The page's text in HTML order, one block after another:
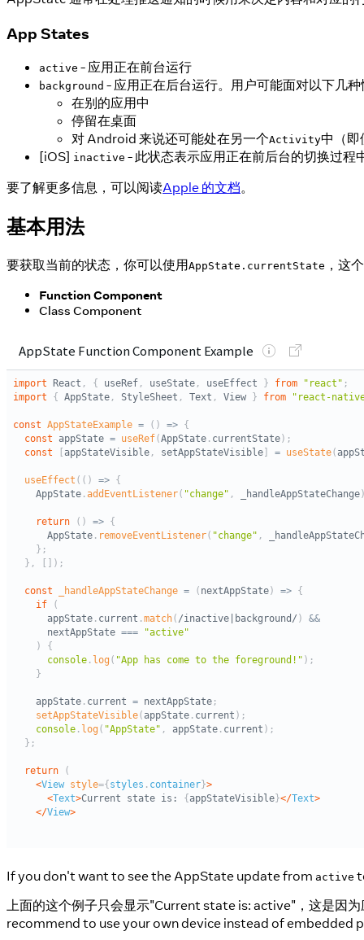
App States
active - 应用正在前台运行
background - 应用正在后台运行。用户可能面对以下几
在别的应用中
停留在桌面
对 Android 来说还可能处在另一个Activity中（即
[iOS] inactive - 此状态表示应用正在前后台的切换过
要了解更多信息，可以阅读Apple 的文档。
基本用法
要获取当前的状态，你可以使用AppState.currentState ，这
Function Component
Class Component
If you don't want to see the AppState update from active
上面的这个例子只会显示"Current state is: active"，这是因
recommend to use your own device instead of embedded